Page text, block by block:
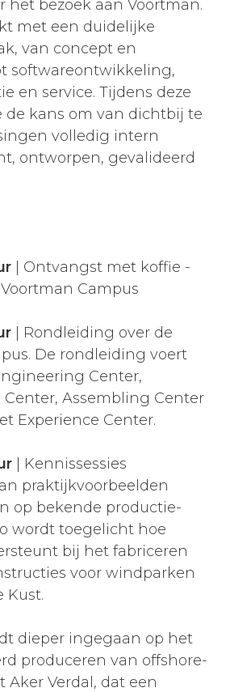
het bezoek aan Voortman.
met een duidelijke
van concept en
softwareontwikkeling,
en service. Tijdens deze
de kans om van dichtbij te
volledig intern
ontworpen, gevalideerd
| Ontvangst met koffie -
Campus
| Rondleiding over de
De rondleiding voert
Center,
Assembling Center
Experience Center.
| Kennissessies
praktijkvoorbeelden
op bekende productie-
wordt toegelicht hoe
bij het fabriceren
voor windparken
Kust.
dieper ingegaan op het
produceren van offshore-
Aker Verdal, dat een